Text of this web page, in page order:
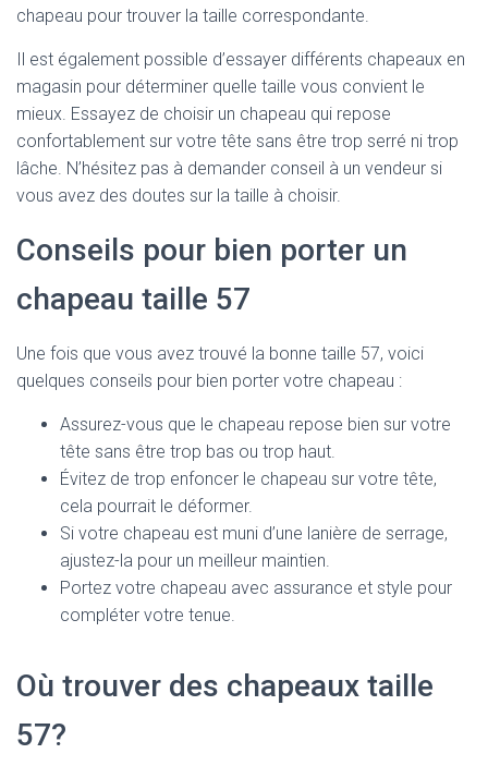
chapeau pour trouver la taille correspondante.
Il est également possible d’essayer différents chapeaux en
magasin pour déterminer quelle taille vous convient le
mieux. Essayez de choisir un chapeau qui repose
confortablement sur votre tête sans être trop serré ni trop
lâche. N’hésitez pas à demander conseil à un vendeur si
vous avez des doutes sur la taille à choisir.
Conseils pour bien porter un
chapeau taille 57
Une fois que vous avez trouvé la bonne taille 57, voici
quelques conseils pour bien porter votre chapeau :
Assurez-vous que le chapeau repose bien sur votre
tête sans être trop bas ou trop haut.
Évitez de trop enfoncer le chapeau sur votre tête,
cela pourrait le déformer.
Si votre chapeau est muni d’une lanière de serrage,
ajustez-la pour un meilleur maintien.
Portez votre chapeau avec assurance et style pour
compléter votre tenue.
Où trouver des chapeaux taille
57?